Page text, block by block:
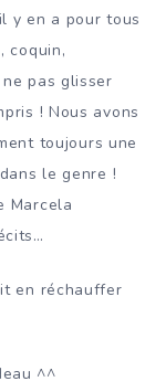
y en a pour tous
coquin,
pas glisser
! Nous avons
toujours une
le genre !
Marcela
en réchauffer
^^